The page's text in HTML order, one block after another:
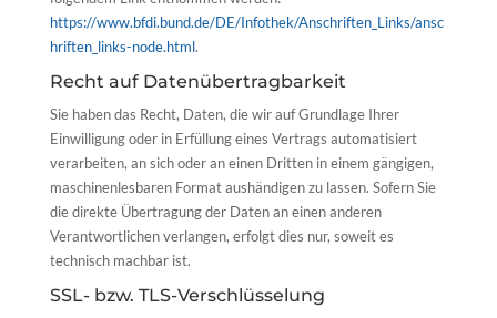
https://www.bfdi.bund.de/DE/Infothek/Anschriften_Links/ansc
hriften_links-node.html.
Recht auf Datenübertragbarkeit
Sie haben das Recht, Daten, die wir auf Grundlage Ihrer
Einwilligung oder in Erfüllung eines Vertrags automatisiert
verarbeiten, an sich oder an einen Dritten in einem gängigen,
maschinenlesbaren Format aushändigen zu lassen. Sofern Sie
die direkte Übertragung der Daten an einen anderen
Verantwortlichen verlangen, erfolgt dies nur, soweit es
technisch machbar ist.
SSL- bzw. TLS-Verschlüsselung